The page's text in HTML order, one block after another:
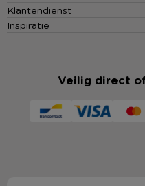
Klantendienst
Inspiratie
Veilig direct